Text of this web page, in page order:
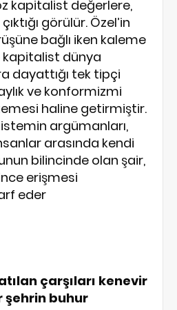
kapitalist değerlere,
görülür. Özel’in
bağlı iken kaleme
kapitalist dünya
dayattığı tek tipçi
ve konformizmi
haline getirmiştir.
argümanları,
arasında kendi
bilincinde olan şair,
erişmesi
eder
çarşıları kenevir
şehrin buhur